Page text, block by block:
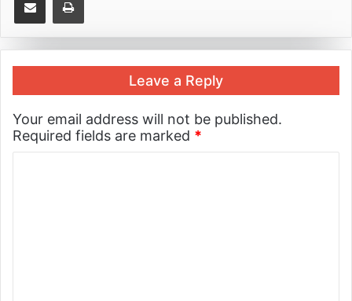
Leave a Reply
Your email address will not be published.
Required fields are marked *